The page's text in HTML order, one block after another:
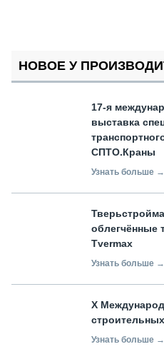
НОВОЕ У
17-я
выставка
СПТО.Краны
Узнать больше →
облегчённые
Tvermax
Узнать больше →
X
Узнать больше →